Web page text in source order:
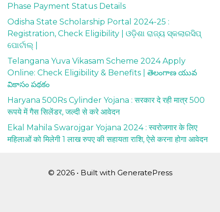
Phase Payment Status Details
Odisha State Scholarship Portal 2024-25 :
Registration, Check Eligibility | ଓଡ଼ିଶା ରାଜ୍ୟ ସ୍କଲାରସିପ୍
ପୋର୍ଟାଲ୍ |
Telangana Yuva Vikasam Scheme 2024 Apply
Online: Check Eligibility & Benefits | తెలంగాణ యువ
వికాసం పథకం
Haryana 500Rs Cylinder Yojana : सरकार दे रही मात्र 500
रूपये में गैस सिलेंडर, जल्दी से करे आवेदन
Ekal Mahila Swarojgar Yojana 2024 : स्वरोजगार के लिए
महिलाओं को मिलेगी 1 लाख रुपए की सहायता राशि, ऐसे करना होगा आवेदन
© 2026 • Built with GeneratePress